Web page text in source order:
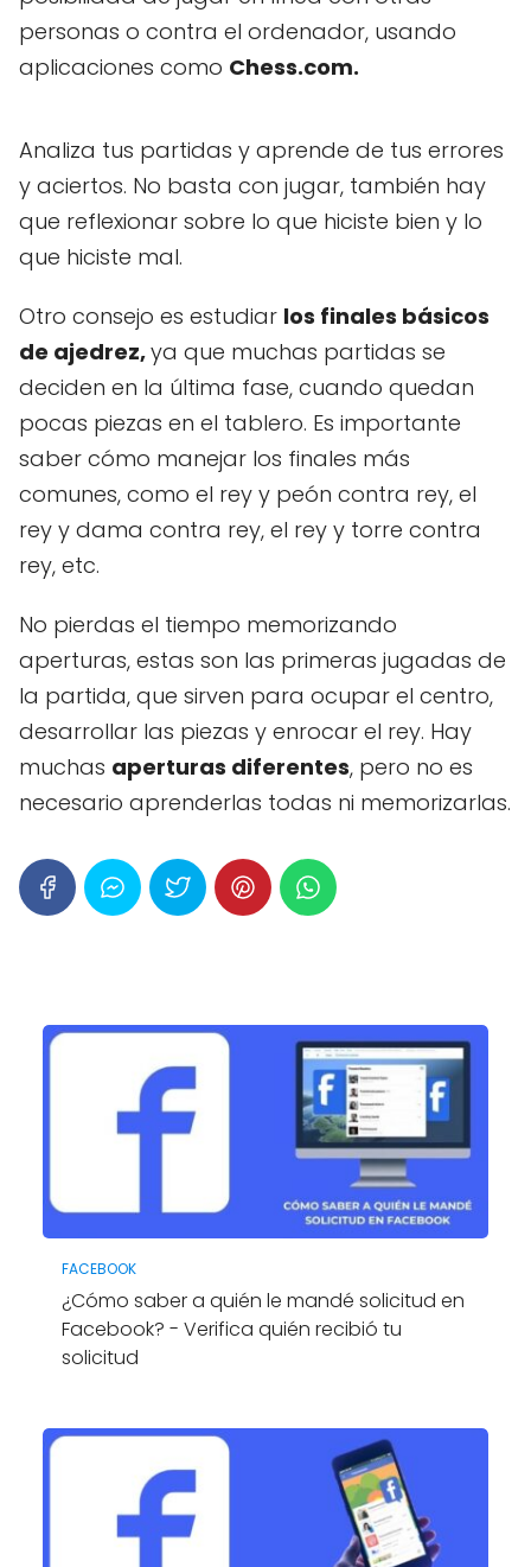
personas o contra el ordenador, usando
aplicaciones como Chess.com.
Analiza tus partidas y aprende de tus errores
y aciertos. No basta con jugar, también hay
que reflexionar sobre lo que hiciste bien y lo
que hiciste mal.
Otro consejo es estudiar los finales básicos
de ajedrez,ya que muchas partidas se
deciden en la última fase, cuando quedan
pocas piezas en el tablero. Es importante
saber cómo manejar los finales más
comunes, como el rey y peón contra rey, el
rey y dama contra rey, el rey y torre contra
rey, etc.
No pierdas el tiempo memorizando
aperturas, estas son las primeras jugadas de
la partida, que sirven para ocupar el centro,
desarrollar las piezas y enrocar el rey. Hay
muchas aperturas diferentes, pero no es
necesario aprenderlas todas ni memorizarlas.
FACEBOOK
¿Cómo saber a quién le mandé solicitud en
Facebook? - Verifica quién recibió tu
solicitud